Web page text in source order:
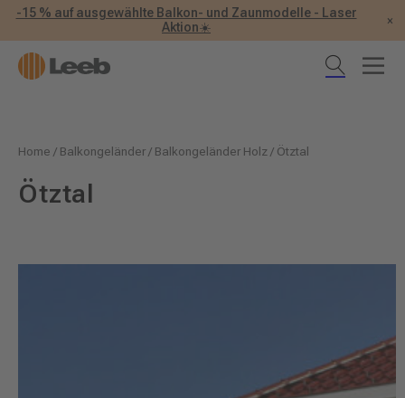
-15 % auf ausgewählte Balkon- und Zaunmodelle - Laser
Aktion☀️
×
Home / Balkongeländer/ Balkongeländer Holz/ Ötztal
Ötztal